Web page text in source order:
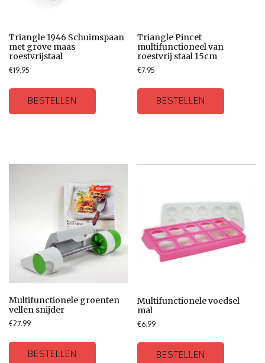
Triangle 1946 Schuimspaan
met grove maas
roestvrijstaal
€19.95
BESTELLEN
Triangle Pincet
multifunctioneel van
roestvrij staal 15cm
€7.95
BESTELLEN
Multifunctionele groenten
vellen snijder
€27.99
BESTELLEN
Multifunctionele voedsel
mal
€6.99
BESTELLEN